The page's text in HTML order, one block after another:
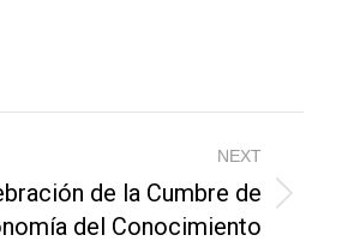
NEXT
de la Cumbre de
del Conocimiento